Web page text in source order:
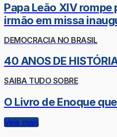
Papa Leão XIV
irmão em missa
DEMOCRACIA NO BRASIL
40 ANOS DE
SAIBA TUDO SOBRE
O Livro de Enoque
Veja mais